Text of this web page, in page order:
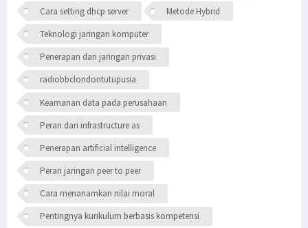
Cara setting dhcp server
Metode Hybrid
Teknologi jaringan komputer
Penerapan dari jaringan privasi
radiobbclondontutupusia
Keamanan data pada perusahaan
Peran dari infrastructure as
Penerapan artificial intelligence
Peran jaringan peer to peer
Cara menanamkan nilai moral
Pentingnya kurikulum berbasis kompetensi